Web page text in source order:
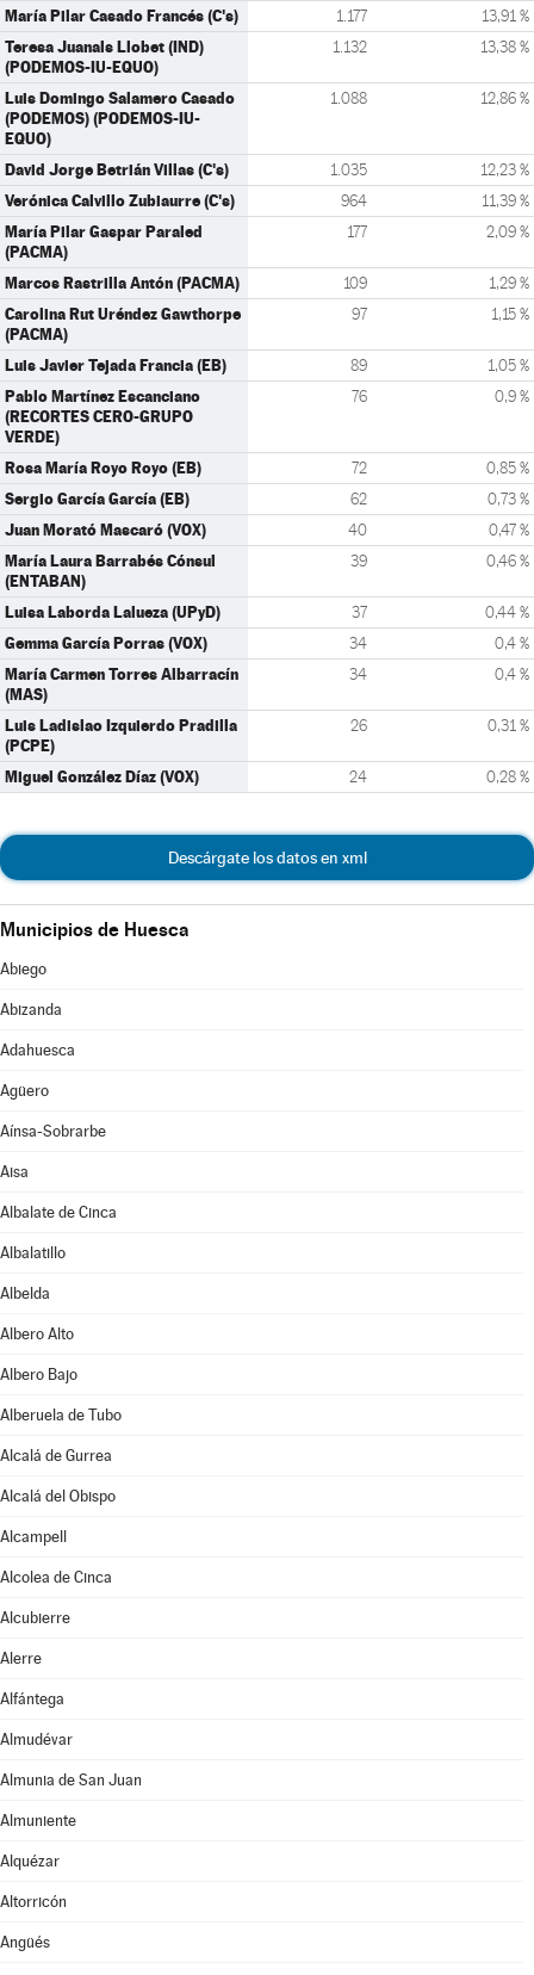
María Pilar Casado Francés (C's) 1.177 13,91 %
Teresa Juanals Llobet (IND)
(PODEMOS-IU-EQUO)
1.132 13,38 %
Luis Domingo Salamero Casado
(PODEMOS) (PODEMOS-IU-
EQUO)
1.088 12,86 %
David Jorge Betrián Villas (C's) 1.035 12,23 %
Verónica Calvillo Zubiaurre (C's) 964 11,39 %
María Pilar Gaspar Paraled
(PACMA)
177 2,09 %
Marcos Rastrilla Antón (PACMA) 109 1,29 %
Carolina Rut Uréndez Gawthorpe
(PACMA)
97 1,15 %
Luis Javier Tejada Francia (EB) 89 1,05 %
Pablo Martínez Escanciano
(RECORTES CERO-GRUPO
VERDE)
76 0,9 %
Rosa María Royo Royo (EB) 72 0,85 %
Sergio García García (EB) 62 0,73 %
Juan Morató Mascaró (VOX) 40 0,47 %
María Laura Barrabés Cónsul
(ENTABAN)
39 0,46 %
Luisa Laborda Lalueza (UPyD) 37 0,44 %
Gemma García Porras (VOX) 34 0,4 %
María Carmen Torres Albarracín
(MAS)
34 0,4 %
Luis Ladislao Izquierdo Pradilla
(PCPE)
26 0,31 %
Miguel González Díaz (VOX) 24 0,28 %
Descárgate los datos en xml
Municipios de Huesca
Abiego
Abizanda
Adahuesca
Agüero
Aínsa-Sobrarbe
Aisa
Albalate de Cinca
Albalatillo
Albelda
Albero Alto
Albero Bajo
Alberuela de Tubo
Alcalá de Gurrea
Alcalá del Obispo
Alcampell
Alcolea de Cinca
Alcubierre
Alerre
Alfántega
Almudévar
Almunia de San Juan
Almuniente
Alquézar
Altorricón
Angüés